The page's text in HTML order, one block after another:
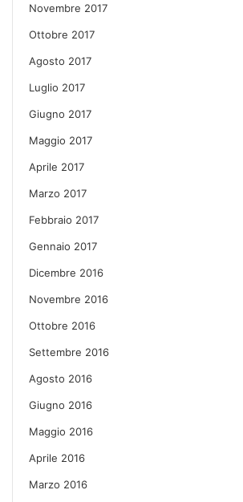
Novembre 2017
Ottobre 2017
Agosto 2017
Luglio 2017
Giugno 2017
Maggio 2017
Aprile 2017
Marzo 2017
Febbraio 2017
Gennaio 2017
Dicembre 2016
Novembre 2016
Ottobre 2016
Settembre 2016
Agosto 2016
Giugno 2016
Maggio 2016
Aprile 2016
Marzo 2016